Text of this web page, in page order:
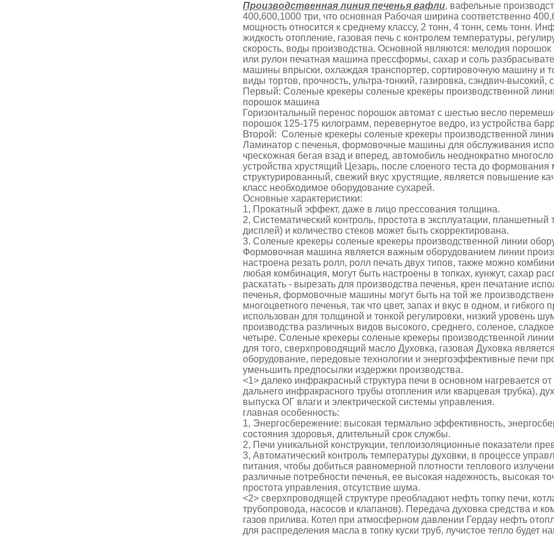
Производственная линия печенья вафли, вафельные
400,600,1000 три, что основная Рабочая ширина соответственно
мощность относится к среднему классу, 2 тонн, 4 тонн, семь тонн.
жидкость отопление, газовая печь с контролем температуры,
скорость, воды производства. Основной являются: мелодия
или рулон печатная машина прессформы, сахар и соль
машины впрыски, охлаждая транспортер, сортировочную машину и
виды тортов, прочность, ультра-тонкий, газировка, сэндвич-высокий,
Первый: Соленые крекеры соленые крекеры производственной
порошок машина
Горизонтальный перенос порошок автомат с шестью весло
порошок 125-175 килограмм, перевернутое ведро, из устройства
Второй: Соленые крекеры соленые крекеры производственной
Ламинатор с печенья, формовочные машины для обслуживания
чрескожная бегая взад и вперед, автомобиль неоднократно
устройства хрустящий Цезарь, после слоеного теста до
структурированный, свежий вкус хрустящие, является повышение
класс необходимое оборудование сухарей.
Основные характеристики:
1, Прокатный эффект, даже в лицо прессования толщина.
2, Систематический контроль, простота в эксплуатации,
дисплей) и количество стеков может быть скорректирована.
3. Соленые крекеры соленые крекеры производственной линии
Формовочная машина является важным оборудованием линии
настроена резать ролл, ролл печать двух типов, также можно
любая комбинация, могут быть настроены в топках, кунжут, сахар
раскатать - вырезать для производства печенья, крен печатание
печенья, формовочные машины могут быть на той же
многоцветного печенья, так что цвет, запах и вкус в одном, и
использован для толщиной и тонкой регулировки, низкий уровень
производства различных видов высокого, среднего, соленое,
четыре. Соленые крекеры соленые крекеры производственной
для того, сверхпроводящий масло Духовка, газовая Духовка
оборудование, передовые технологии и энергоэффективные печи
уменьшить предпосылки издержки производства.
<1> далеко инфракрасный структура печи в основном нагревается
дальнего инфракрасного трубы отопления или кварцевая трубка),
выпуска ОГ влаги и электрической системы управления.
главная особенность:
1, Энергосбережение: высокая термально эффективность,
состояния здоровья, длительный срок службы.
2, Печи уникальной конструкции, теплоизоляционные показатели
3, Автоматический контроль температуры духовки, в процессе
питания, чтобы добиться равномерной плотности теплового
различные потребности печенья, ее высокая надежность, высокая
простота управления, отсутствие шума.
<2> сверхпроводящей структуре преобладают нефть топку печи,
трубопровода, насосов и клапанов). Передача духовка средства и
газов прилива. Котел при атмосферном давлении Гердау нефть
для распределения масла в топку куски труб, лучистое тепло будет